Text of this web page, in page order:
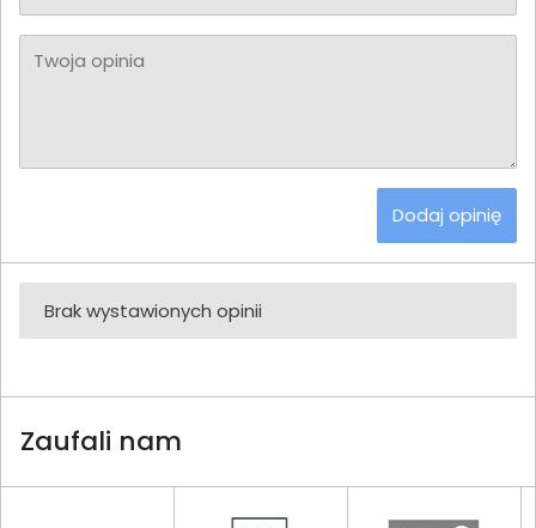
Twoja opinia
Dodaj opinię
Brak wystawionych opinii
Zaufali nam